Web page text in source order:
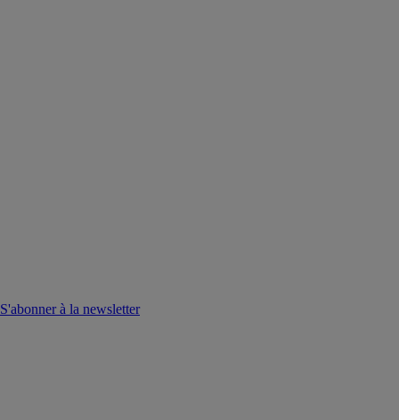
S'abonner à la newsletter